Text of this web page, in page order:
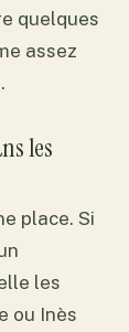
quelques
assez
les
place. Si
les
ou Inès